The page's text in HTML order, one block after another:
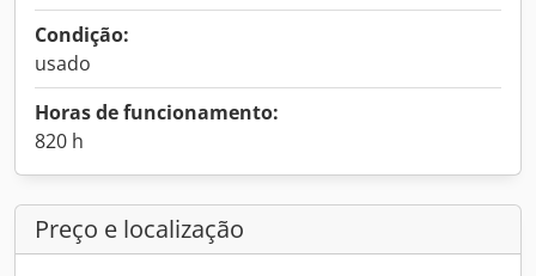
Condição:
usado
Horas de funcionamento:
820 h
Preço e localização